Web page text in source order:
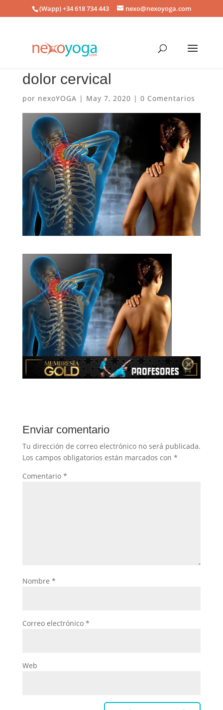
(Wapp) +34 618 734 443 nexo@nexoyoga.com
dolor cervical
por nexoYOGA | May 7, 2020 | 0 Comentarios
Enviar comentario
Tu dirección de correo electrónico no será publicada.
Los campos obligatorios están marcados con *
Comentario *
Nombre *
Correo electrónico *
Web